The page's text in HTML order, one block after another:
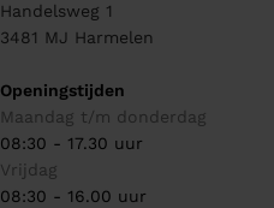
Handelsweg 1
3481 MJ Harmelen
Openingstijden
Maandag t/m donderdag
08:30 - 17.30 uur
Vrijdag
08:30 - 16.00 uur